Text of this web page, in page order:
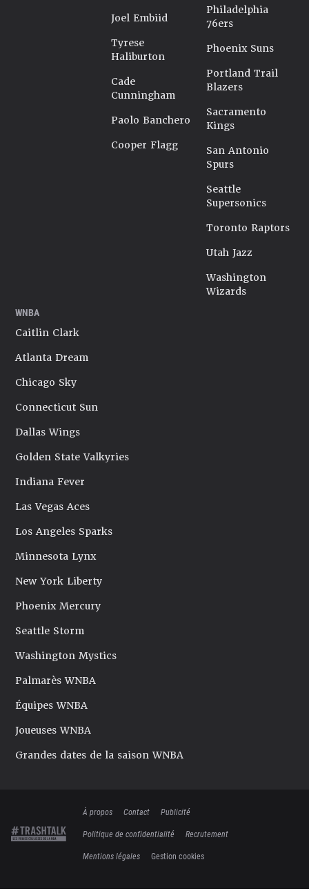
Joel Embiid
Tyrese
Haliburton
Cade
Cunningham
Paolo Banchero
Cooper Flagg
Philadelphia
76ers
Phoenix Suns
Portland Trail
Blazers
Sacramento
Kings
San Antonio
Spurs
Seattle
Supersonics
Toronto Raptors
Utah Jazz
Washington
Wizards
WNBA
Caitlin Clark
Atlanta Dream
Chicago Sky
Connecticut Sun
Dallas Wings
Golden State Valkyries
Indiana Fever
Las Vegas Aces
Los Angeles Sparks
Minnesota Lynx
New York Liberty
Phoenix Mercury
Seattle Storm
Washington Mystics
Palmarès WNBA
Équipes WNBA
Joueuses WNBA
Grandes dates de la saison WNBA
À propos Contact
Publicité
Politique de confidentialité
Recrutement
Mentions légales
Gestion cookies